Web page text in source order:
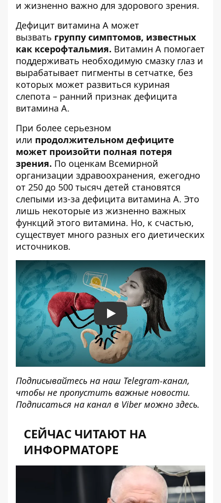
и жизненно важно для здорового зрения.
Дефицит витамина А может
вызвать группу симптомов, известных
как ксерофтальмия. Витамин А помогает
поддерживать необходимую смазку глаз и
вырабатывает пигменты в сетчатке, без
которых может развиться куриная
слепота – ранний признак дефицита
витамина А.
При более серьезном
или продолжительном дефиците
может произойти полная потеря
зрения. По оценкам Всемирной
организации здравоохранения, ежегодно
от 250 до 500 тысяч детей становятся
слепыми из-за дефицита витамина А. Это
лишь некоторые из жизненно важных
функций этого витамина. Но, к счастью,
существует много разных его диетических
источников.
Play
Подписывайтесь на наш Telegram-канал,
чтобы не пропустить важные новости.
Подписаться на канал в Viber можно здесь.
СЕЙЧАС ЧИТАЮТ НА
ИНФОРМАТОРЕ